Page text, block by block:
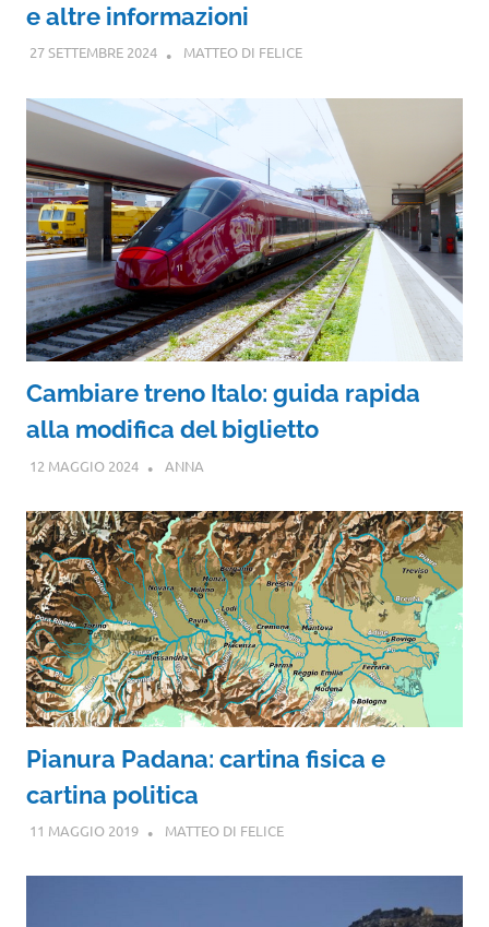
e altre informazioni
27 SETTEMBRE 2024 MATTEO DI FELICE
Cambiare treno Italo: guida rapida
alla modifica del biglietto
12 MAGGIO 2024 ANNA
Pianura Padana: cartina fisica e
cartina politica
11 MAGGIO 2019 MATTEO DI FELICE